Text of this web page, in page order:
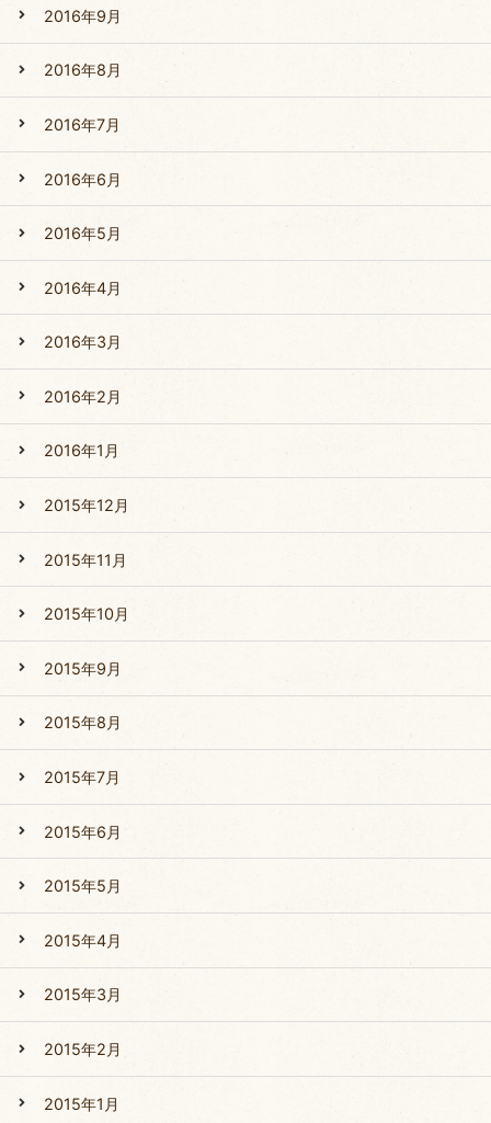
2016年9月
2016年8月
2016年7月
2016年6月
2016年5月
2016年4月
2016年3月
2016年2月
2016年1月
2015年12月
2015年11月
2015年10月
2015年9月
2015年8月
2015年7月
2015年6月
2015年5月
2015年4月
2015年3月
2015年2月
2015年1月